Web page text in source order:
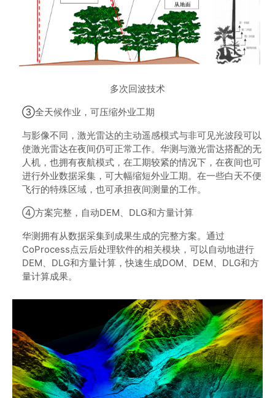
多次回波技术
③全天候作业，可压缩外业工期
与影像不同，激光雷达的主动遥感模式与非可见光波段可以
使激光雷达在夜间仍可正常工作。华测与激光雷达搭配的无
人机，也拥有夜航模式，在工期较紧的情况下，在夜间也可
进行外业数据采集，可大幅缩短外业工期。在一些白天不便
飞行的特殊区域，也可承担夜间测量的工作。
④方案完整，自动DEM、DLG和方量计算
华测拥有从数据采集到成果生成的完整方案。通过
CoProcess点云后处理软件的相关模块，可以自动地进行
DEM、DLG和方量计算，快速生成DOM、DEM、DLG和方
量计算成果。